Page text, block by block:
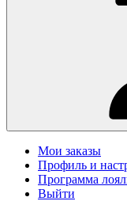
Мои заказы
Профиль и
Программа
Выйти